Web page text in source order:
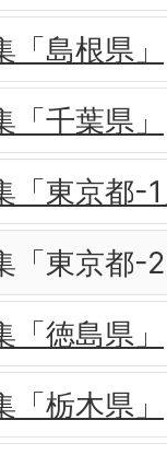
島根県」
千葉県」
「東京都-
「東京都-
徳島県」
栃木県」